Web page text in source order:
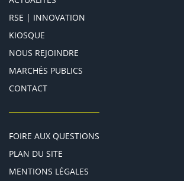
RSE | INNOVATION
KIOSQUE
NOUS REJOINDRE
MARCHÉS PUBLICS
CONTACT
FOIRE AUX QUESTIONS
PLAN DU SITE
MENTIONS LÉGALES